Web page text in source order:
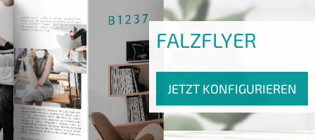
FALZFLYER
JETZT KONFIGURIEREN